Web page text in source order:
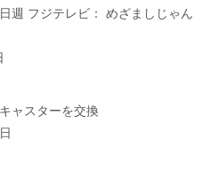
週 フジテレビ： めざましじゃん
ャスターを交換